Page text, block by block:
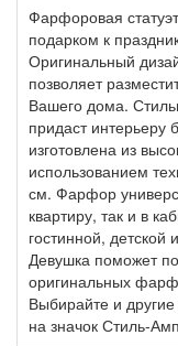
Фарфоровая
подарком к
Оригинальный
позволяет
Вашего дома.
придаст интерьеру
изготовлена из
использованием
см. Фарфор
квартиру, так и в
гостинной,
Девушка поможет
оригинальных
Выбирайте и
на значок Стиль-